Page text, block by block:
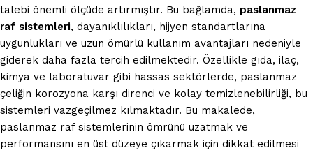
talebi önemli ölçüde artırmıştır. Bu bağlamda, paslanmaz
raf sistemleri, dayanıklılıkları, hijyen standartlarına
uygunlukları ve uzun ömürlü kullanım avantajları nedeniyle
giderek daha fazla tercih edilmektedir. Özellikle gıda, ilaç,
kimya ve laboratuvar gibi hassas sektörlerde, paslanmaz
çeliğin korozyona karşı direnci ve kolay temizlenebilirliği, bu
sistemleri vazgeçilmez kılmaktadır. Bu makalede,
paslanmaz raf sistemlerinin ömrünü uzatmak ve
performansını en üst düzeye çıkarmak için dikkat edilmesi